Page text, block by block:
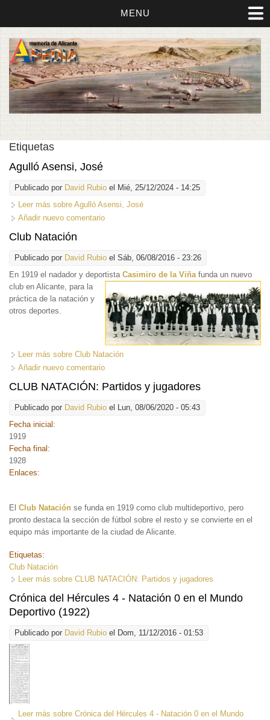
MENU
Etiquetas
Agulló Asensi, José
Publicado por David Rubio el Mié, 25/12/2024 - 14:25
Leer más sobre Agulló Asensi, José
Añadir nuevo comentario
Club Natación
Publicado por David Rubio el Sáb, 06/08/2016 - 23:26
En 1919 el nadador y deportista Casimiro de la Viña funda un nuevo
club en Alicante, para la
práctica de la natación y
otros deportes.
Leer más sobre Club Natación
Añadir nuevo comentario
CLUB NATACIÓN: Partidos y jugadores
Publicado por David Rubio el Lun, 08/06/2020 - 05:43
Fecha inicial:
1919
Fecha final:
1928
Enlaces:
El Club Natación se funda en 1919 como club multideportivo, pero
pronto destaca la sección de fútbol sobre el resto y se convierte en el
equipo más importante de la ciudad de Alicante.
Etiquetas:
Club Natación
Leer más sobre CLUB NATACIÓN: Partidos y jugadores
Crónica del Hércules 4 - Natación 0 en el Mundo
Deportivo (1922)
Publicado por David Rubio el Dom, 11/12/2016 - 01:53
Leer más sobre Crónica del Hércules 4 - Natación 0 en el Mundo